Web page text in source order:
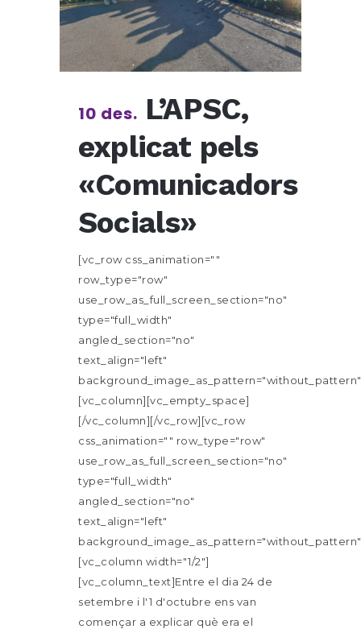
10 des. L’APSC,
explicat pels
«Comunicadors
Socials»
[vc_row css_animation=""
row_type="row"
use_row_as_full_screen_section="no"
type="full_width"
angled_section="no"
text_align="left"
[vc_column][vc_empty_space]
[/vc_column][/vc_row][vc_row
css_animation="" row_type="row"
use_row_as_full_screen_section="no"
type="full_width"
angled_section="no"
text_align="left"
[vc_column width="1/2"]
[vc_column_text]Entre el dia 24 de
setembre i l'1 d'octubre ens van
començar a explicar què era el